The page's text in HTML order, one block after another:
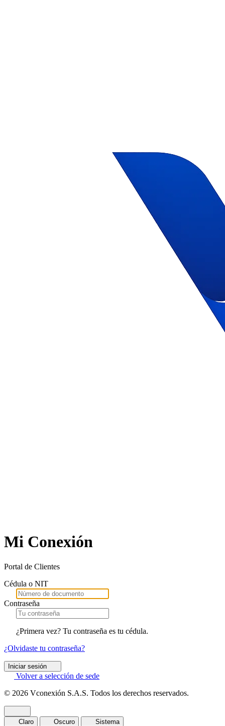
Mi Conexión
Portal de Clientes
Cédula o NIT
Contraseña
¿Primera vez? Tu contraseña es tu cédula.
¿Olvidaste tu contraseña?
Iniciar sesión
Volver a selección de sede
© 2026 Vconexión S.A.S. Todos los derechos reservados.
Claro Oscuro Sistema